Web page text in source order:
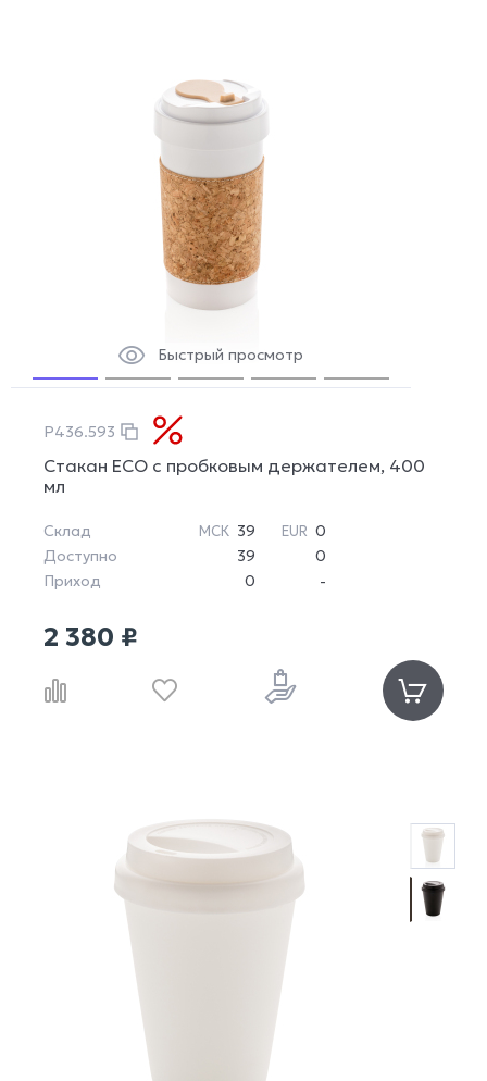
Быстрый просмотр
P436.593
Стакан ECO с пробковым держателем, 400
мл
Склад МСК 39 EUR 0
Доступно
39
0
Приход
0 -
2 380 ₽